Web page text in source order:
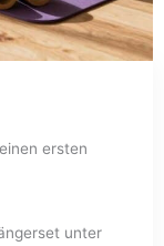
ersten
unter